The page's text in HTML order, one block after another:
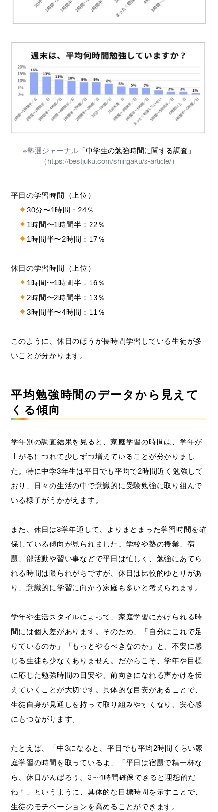
※塾選ジャーナル 「中学生の勉強時間に関する調査」
（https://bestjuku.com/shingaku/s-article/）
平日の学習時間（上位）
30分〜1時間：24％
1時間〜1時間半：22％
1時間半〜2時間：17％
休日の学習時間（上位）
1時間〜1時間半：16％
2時間〜2時間半：13％
3時間半〜4時間：11％
このように、休日のほうが長時間学習している生徒が多
いことが分かります。
平均勉強時間のデータから見えて
くる傾向
学年別の調査結果を見ると、家庭学習の時間は、学年が
上がるにつれて少しずつ増えていることが分かりまし
た。特に中学3年生は平日でも平均で2時間近く勉強して
おり、日々の生活の中で意識的に受験勉強に取り組んで
いる様子がうかがえます。
また、休日は3学年通して、よりまとまった学習時間を確
保している傾向が見られました。学校や塾の授業、宿
題、部活動や習い事などで平日は忙しく、勉強にあてら
れる時間は限られがちですが、休日は比較的ゆとりがあ
り、意識的に学習に向かう家庭も多いと考えられます。
学年や生活スタイルによって、家庭学習にかけられる時
間には個人差があります。そのため、「自分はこれで足
りているのか」「もっとやるべきなのか」と、不安に感
じる生徒も少なくありません。だからこそ、学年や目標
に応じた勉強時間の目安や、前向きになれる声かけを伝
えていくことが大切です。具体的な目安があることで、
生徒自身が見通しを持って取り組みやすくなり、安心感
にもつながります。
たとえば、「中3になると、平日でも平均2時間くらい家
庭学習の時間を取っているよ」「平日は宿題で精一杯な
ら、休日がんばろう。3～4時間確保できると理想的だ
ね！」というように、具体的な目標時間を示すことで、
生徒のモチベーションを高めることができます。